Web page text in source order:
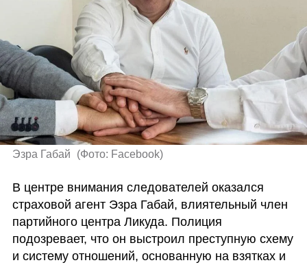
Эзра Габай (Фото: Facebook)
В центре внимания следователей оказался
страховой агент Эзра Габай, влиятельный член
партийного центра Ликуда. Полиция
подозревает, что он выстроил преступную схему
и систему отношений, основанную на взятках и